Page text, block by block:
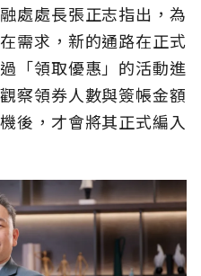
處處長張正志指出，為
需求，新的通路在正式
「領取優惠」的活動進
察領券人數與簽帳金額
後，才會將其正式編入